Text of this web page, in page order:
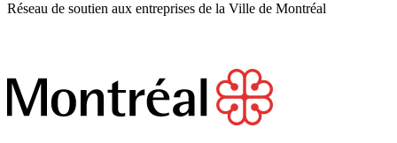
Réseau de soutien aux entreprises de la Ville de Montréal